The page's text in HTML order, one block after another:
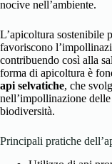
nocive nell’ambiente.
L’apicoltura sostenibile
favoriscono
contribuendo così alla
forma di apicoltura è
api selvatiche, che
nell’impollinazione
biodiversità.
Principali pratiche